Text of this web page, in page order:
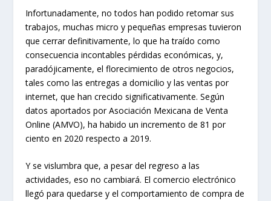
Infortunadamente, no todos han podido retomar sus
trabajos, muchas micro y pequeñas empresas tuvieron
que cerrar definitivamente, lo que ha traído como
consecuencia incontables pérdidas económicas, y,
paradójicamente, el florecimiento de otros negocios,
tales como las entregas a domicilio y las ventas por
internet, que han crecido significativamente. Según
datos aportados por Asociación Mexicana de Venta
Online (AMVO), ha habido un incremento de 81 por
ciento en 2020 respecto a 2019.
Y se vislumbra que, a pesar del regreso a las
actividades, eso no cambiará. El comercio electrónico
llegó para quedarse y el comportamiento de compra de